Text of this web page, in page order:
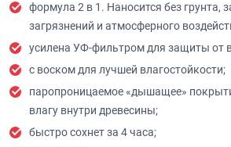
формула 2 в 1. Наносится без грунта,
загрязнений и атмосферного
усилена УФ-фильтром для защиты от
с воском для лучшей влагостойкости;
паропроницаемое «дышащее»
влагу внутри древесины;
быстро сохнет за 4 часа;